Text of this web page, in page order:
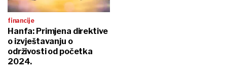
financije
Hanfa: Primjena direktive
o izvještavanju o
održivosti od početka
2024.